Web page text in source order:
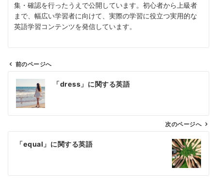
集・確認を行ったうえで公開しています。初心者から上級者
まで、幅広い学習者に向けて、実際の学習に役立つ実用的な
英語学習コンテンツを発信しています。
ン
前のページへ
「dress」に関する英語
次のページへ
「equal」に関する英語